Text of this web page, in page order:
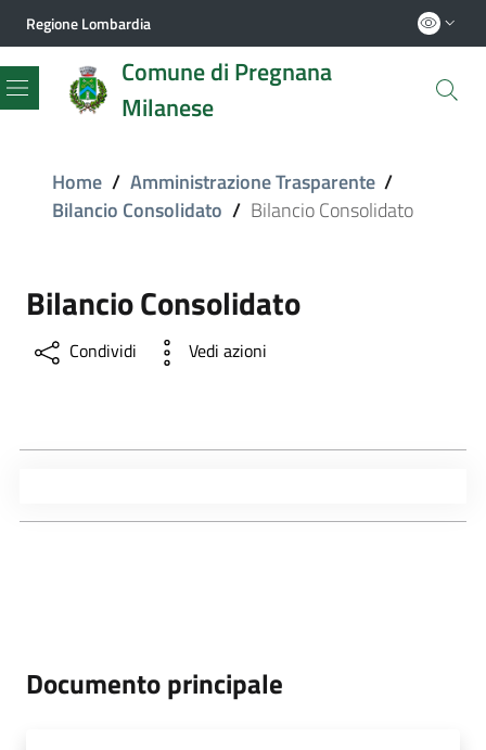
Regione Lombardia
Comune di Pregnana
Milanese
Menu
Home / Amministrazione Trasparente /
Bilancio Consolidato / Bilancio Consolidato
Bilancio Consolidato
Condividi Vedi azioni
Documento principale